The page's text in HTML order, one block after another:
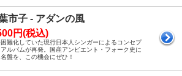
市子 - アダンの風
円(税込)
困難化していた現行日本人シンガーによるコンセプ
アルバムが再発。国産アンビエント・フォーク史に
盤を、この機会にぜひ！